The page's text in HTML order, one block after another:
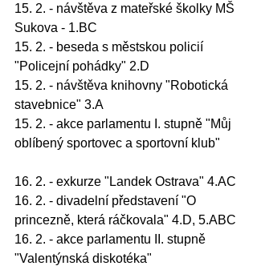
15. 2. - návštěva z mateřské školky MŠ
Sukova - 1.BC
15. 2. - beseda s městskou policií
"Policejní pohádky" 2.D
15. 2. - návštěva knihovny "Robotická
stavebnice" 3.A
15. 2. - akce parlamentu I. stupně "Můj
oblíbený sportovec a sportovní klub"
16. 2. - exkurze "Landek Ostrava" 4.AC
16. 2. - divadelní představení "O
princezně, která ráčkovala" 4.D, 5.ABC
16. 2. - akce parlamentu II. stupně
"Valentýnská diskotéka"